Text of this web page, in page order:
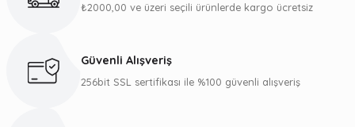
₺2000,00 ve üzeri seçili ürünlerde kargo ücretsiz
Güvenli Alışveriş
256bit SSL sertifikası ile %100 güvenli alışveriş